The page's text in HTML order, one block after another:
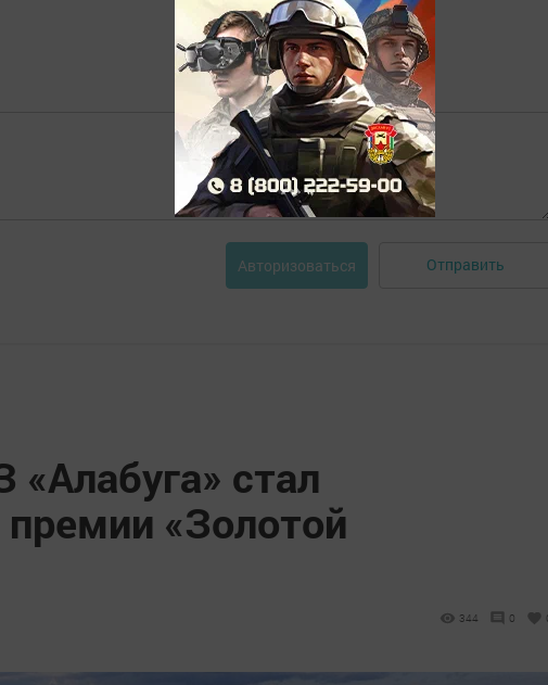
Авторизоваться Отправить
стал
«Золотой
344 0